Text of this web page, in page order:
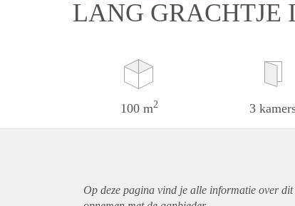
LANG
100 m2 3
Op deze pagina vind je alle informatie over dit